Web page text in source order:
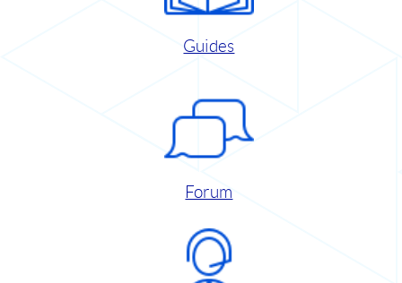
Guides
Forum